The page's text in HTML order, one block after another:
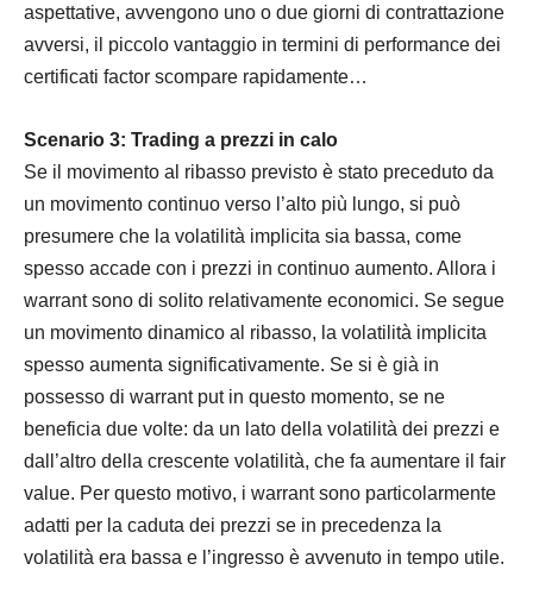
aspettative, avvengono uno o due giorni di contrattazione
avversi, il piccolo vantaggio in termini di performance dei
certificati factor scompare rapidamente…
Scenario 3: Trading a prezzi in calo
Se il movimento al ribasso previsto è stato preceduto da
un movimento continuo verso l’alto più lungo, si può
presumere che la volatilità implicita sia bassa, come
spesso accade con i prezzi in continuo aumento. Allora i
warrant sono di solito relativamente economici. Se segue
un movimento dinamico al ribasso, la volatilità implicita
spesso aumenta significativamente. Se si è già in
possesso di warrant put in questo momento, se ne
beneficia due volte: da un lato della volatilità dei prezzi e
dall’altro della crescente volatilità, che fa aumentare il fair
value. Per questo motivo, i warrant sono particolarmente
adatti per la caduta dei prezzi se in precedenza la
volatilità era bassa e l’ingresso è avvenuto in tempo utile.